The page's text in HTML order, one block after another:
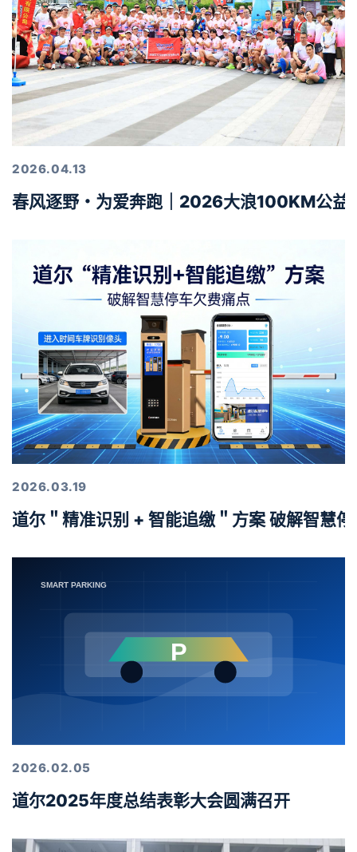
2026.04.13
春风逐野・为爱奔跑｜2026大浪100KM公益
2026.03.19
道尔＂精准识别 + 智能追缴＂方案 破解智慧
2026.02.05
道尔2025年度总结表彰大会圆满召开